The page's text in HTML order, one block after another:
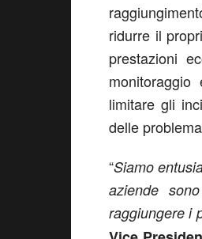
ridurre il
prestazioni
monitoraggio
limitare gli
delle
“Siamo
aziende
raggiungere i